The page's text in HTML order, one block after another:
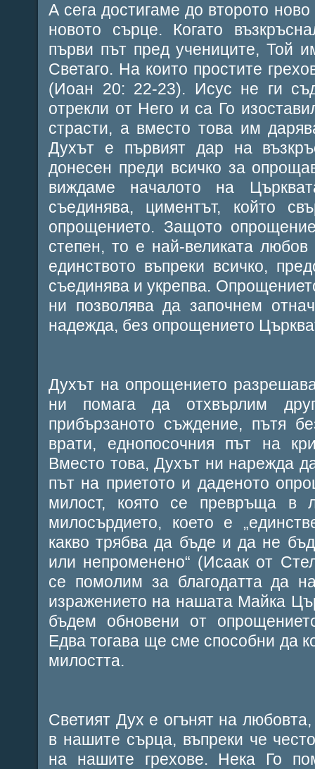
А сега достигаме до второто
новото сърце. Когато
първи път пред учениците, Той
Светаго. На които простите
(Иоан 20: 22-23). Исус не ги
отрекли от Него и са Го
страсти, а вместо това им
Духът е първият дар на
донесен преди всичко за
виждаме началото на
съединява, циментът, който
опрощението. Защото
степен, то е най-великата
единството въпреки всичко,
съединява и укрепва.
ни позволява да започнем
надежда, без опрощението
Духът на опрощението
ни помага да отхвърлим
прибързаното съждение, пътя
врати, еднопосочния път на
Вместо това, Духът ни нарежда
път на приетото и даденото
милост, която се превръща в
милосърдието, което е
какво трябва да бъде и да не
или непроменено“ (Исаак от
се помолим за благодатта да
изражението на нашата Майка
бъдем обновени от
Едва тогава ще сме способни да
милостта.
Светият Дух е огънят на
в нашите сърца, въпреки че
на нашите грехове. Нека Го